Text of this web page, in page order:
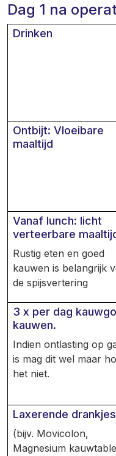
Dag 1 na
Drinken
Ontbijt: Vloeibare
maaltijd
Vanaf lunch: licht
verteerbare
Rustig eten en goed
kauwen is belangrijk
de spijsvertering
3 x per dag
kauwen.
Indien ontlasting op
is mag dit wel maar
het niet.
Laxerende drankjes
(bijv. Movicolon,
Magnesium